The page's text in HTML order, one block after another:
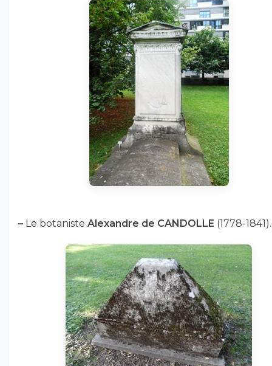
– Le botaniste Alexandre de CANDOLLE (1778-1841).